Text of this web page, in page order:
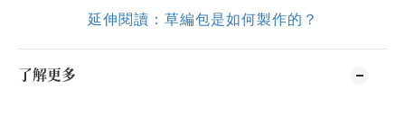
延伸閱讀：草編包是如何製作的？
了解更多